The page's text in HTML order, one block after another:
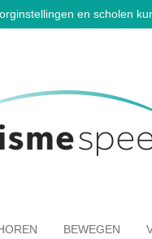
en scholen
BEWEGEN